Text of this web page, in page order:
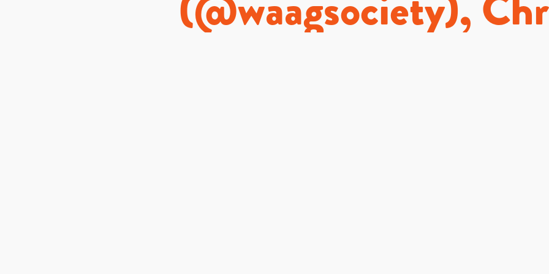
Mio Loclair